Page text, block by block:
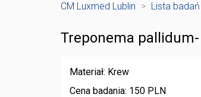
CM Luxmed Lublin > Lista
Treponema pallidum-
Materiał: Krew
Cena badania: 150 PLN